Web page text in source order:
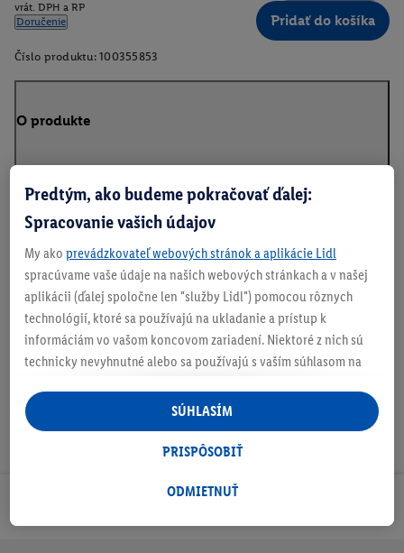
vrát. DPH a RP
Doručenie
Pridať do košíka
Číslo produktu: 100355853
O produkte
Informácie o batériách podľa nariadenia EÚ o
batériách
Na stiahnutie
Predtým, ako budeme pokračovať ďalej:
Spracovanie vašich údajov
My ako prevádzkovateľ webových stránok a aplikácie Lidl
spracúvame vaše údaje na našich webových stránkach a v našej
aplikácii (ďalej spoločne len "služby Lidl") pomocou rôznych
technológií, ktoré sa používajú na ukladanie a prístup k
informáciám vo vašom koncovom zariadení. Niektoré z nich sú
technicky nevyhnutné alebo sa používajú s vaším súhlasom na
personalizovanú reklamu v rámci služieb Lidl aj mimo nich. Ak
ste účastníkom programu Lidl Plus, na tieto účely sa spracúvajú
aj údaje z vášho nákupného správania v obchode.
následne si vytvoríte účet Lidl Plus alebo sa prihlásite do svojho
ODMIETNUŤ
PRISPÔSOBIŤ
SÚHLASÍM